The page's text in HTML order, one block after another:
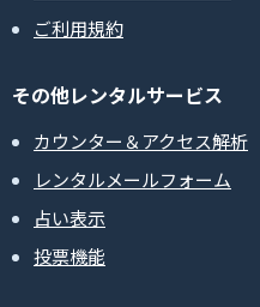
ご利用規約
その他レンタルサービス
カウンター＆アクセス解析
レンタルメールフォーム
占い表示
投票機能